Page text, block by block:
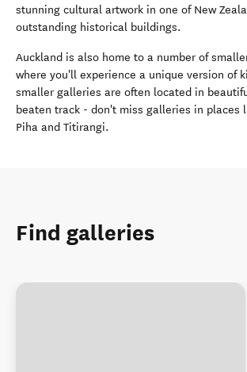
stunning cultural artwork in one of New
outstanding historical buildings.
Auckland is also home to a number of
where you'll experience a unique version of
smaller galleries are often located in
beaten track - don't miss galleries in places
Piha and Titirangi.
Find galleries